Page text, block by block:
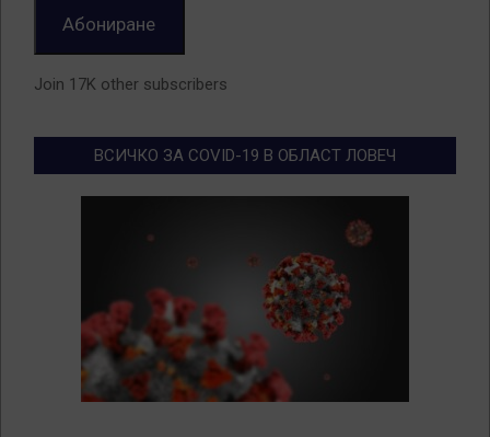
Абониране
Join 17K other subscribers
ВСИЧКО ЗА COVID-19 В ОБЛАСТ ЛОВЕЧ